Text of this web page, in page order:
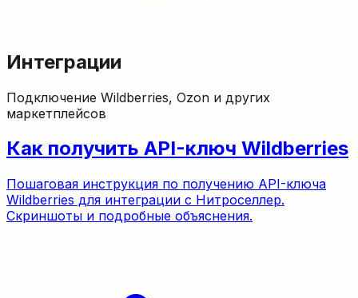
Интеграции
Подключение Wildberries, Ozon и других
маркетплейсов
Как получить API-ключ Wildberries
Пошаговая инструкция по получению API-ключа
Wildberries для интеграции с Нитроселлер.
Скриншоты и подробные объяснения.